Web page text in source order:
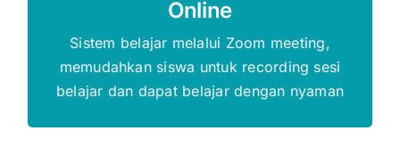
Online
Sistem belajar melalui Zoom meeting,
memudahkan siswa untuk recording sesi
belajar dan dapat belajar dengan nyaman
DAFTAR SEKARANG